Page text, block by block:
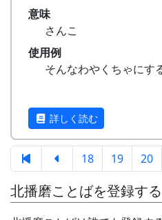
意味
さんこ
使用例
そんなわやくちゃにす
詳しく読む
18 19 20
北播磨ことばを登録する